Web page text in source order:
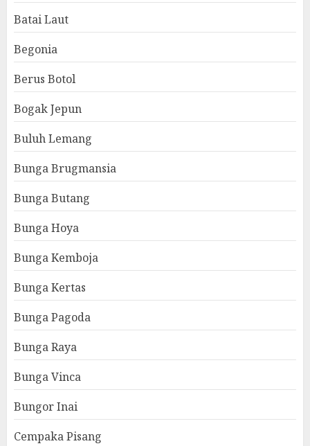
Batai Laut
Begonia
Berus Botol
Bogak Jepun
Buluh Lemang
Bunga Brugmansia
Bunga Butang
Bunga Hoya
Bunga Kemboja
Bunga Kertas
Bunga Pagoda
Bunga Raya
Bunga Vinca
Bungor Inai
Cempaka Pisang